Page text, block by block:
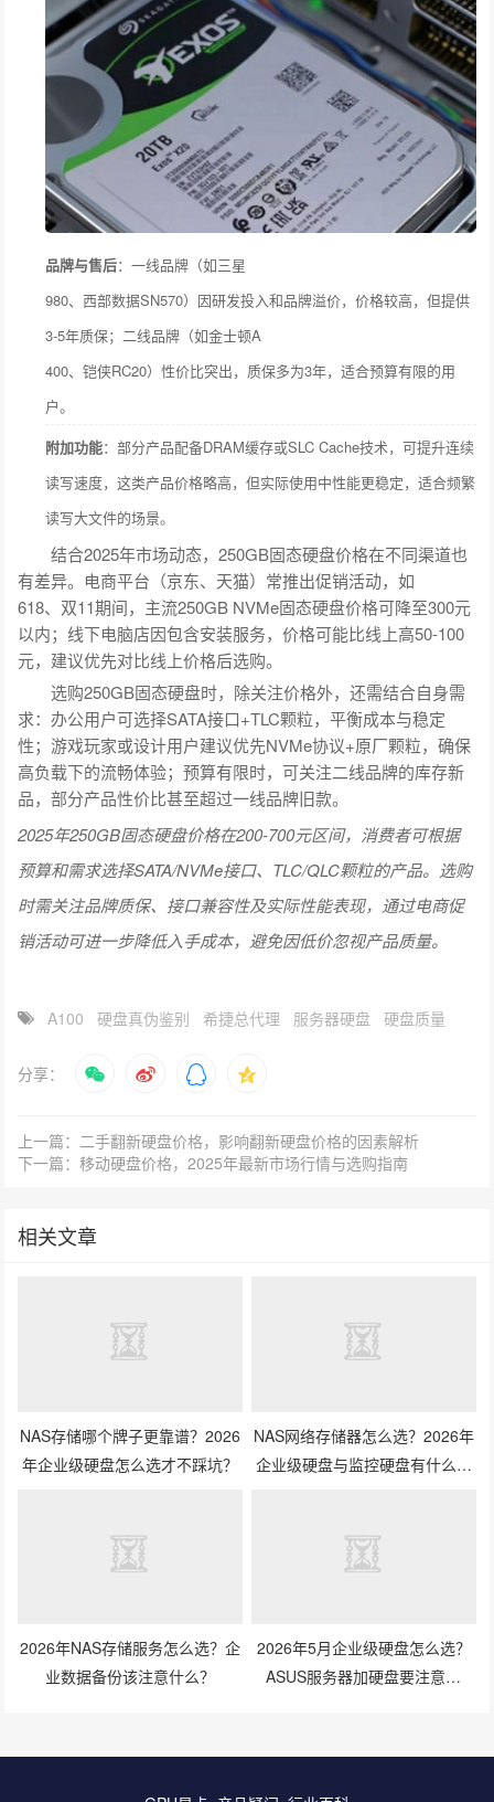
品牌与售后：一线品牌（如三星
980、西部数据SN570）因研发投入和品牌溢价，价格较高，但提供
3-5年质保；二线品牌（如金士顿A
400、铠侠RC20）性价比突出，质保多为3年，适合预算有限的用
户。
附加功能：部分产品配备DRAM缓存或SLC Cache技术，可提升连续
读写速度，这类产品价格略高，但实际使用中性能更稳定，适合频繁
读写大文件的场景。
结合2025年市场动态，250GB固态硬盘价格在不同渠道也
有差异。电商平台（京东、天猫）常推出促销活动，如
618、双11期间，主流250GB NVMe固态硬盘价格可降至300元
以内；线下电脑店因包含安装服务，价格可能比线上高50-100
元，建议优先对比线上价格后选购。
选购250GB固态硬盘时，除关注价格外，还需结合自身需
求：办公用户可选择SATA接口+TLC颗粒，平衡成本与稳定
性；游戏玩家或设计用户建议优先NVMe协议+原厂颗粒，确保
高负载下的流畅体验；预算有限时，可关注二线品牌的库存新
品，部分产品性价比甚至超过一线品牌旧款。
2025年250GB固态硬盘价格在200-700元区间，消费者可根据
预算和需求选择SATA/NVMe接口、TLC/QLC颗粒的产品。选购
时需关注品牌质保、接口兼容性及实际性能表现，通过电商促
销活动可进一步降低入手成本，避免因低价忽视产品质量。
A100 硬盘真伪鉴别 希捷总代理 服务器硬盘 硬盘质量
分享：
上一篇：二手翻新硬盘价格，影响翻新硬盘价格的因素解析
下一篇：移动硬盘价格，2025年最新市场行情与选购指南
相关文章
NAS存储哪个牌子更靠谱？2026
年企业级硬盘怎么选才不踩坑？
NAS网络存储器怎么选？2026年
企业级硬盘与监控硬盘有什么区
2026年NAS存储服务怎么选？企
业数据备份该注意什么？
2026年5月企业级硬盘怎么选？
ASUS服务器加硬盘要注意什